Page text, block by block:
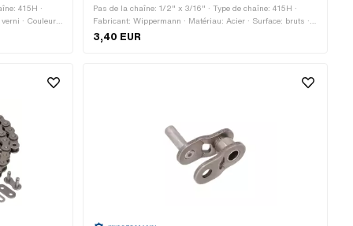
415H ·
· Couleur:
de
Fermeture
Pas de la chaîne: 1/2" x 3/16" · Type de chaîne: 415H ·
Fabricant: Wippermann · Matériau: Acier · Surface: bruts ·
Nombre de maillons: 1 pcs · Type de cadenas à chaîne:
Fermeture à ressort · Ø de la tige: 4.07 mm
3,40 EUR